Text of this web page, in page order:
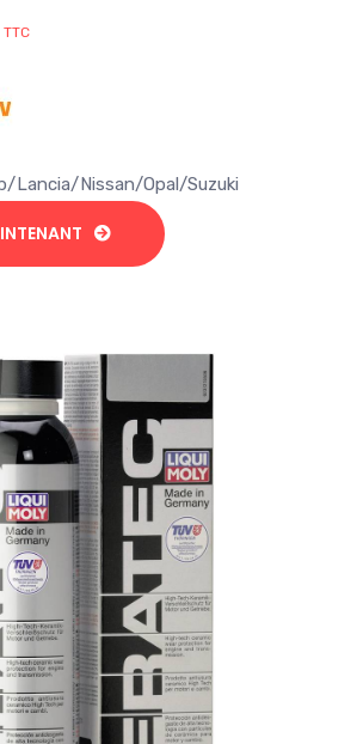
TTC
Lancia/Nissan/Opal/Suzuki